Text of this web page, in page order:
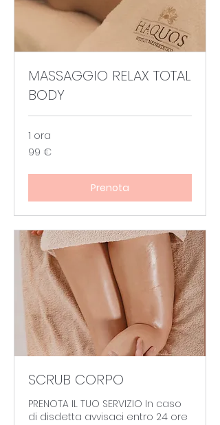
MASSAGGIO RELAX TOTAL
BODY
1 ora
99
euro
99 €
Prenota
SCRUB CORPO
PRENOTA IL TUO SERVIZIO In caso
di disdetta avvisaci entro 24 ore